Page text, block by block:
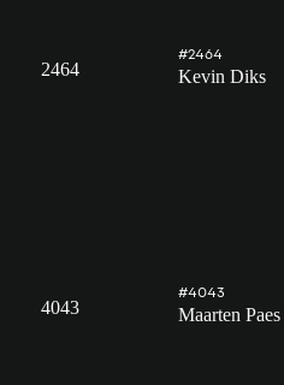
2464
#2464
Kevin Diks
4043
#4043
Maarten Paes